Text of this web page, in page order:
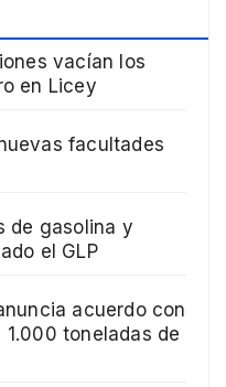
vacían los
en Licey
facultades
de gasolina y
el GLP
acuerdo con
1.000 toneladas de